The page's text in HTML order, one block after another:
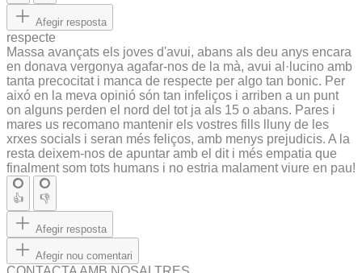
Afegir resposta
respecte
Massa avançats els joves d'avui, abans als deu anys encara
en donava vergonya agafar-nos de la mà, avui al·lucino amb
tanta precocitat i manca de respecte per algo tan bonic. Per
aixó en la meva opinió són tan infeliços i arriben a un punt
on alguns perden el nord del tot ja als 15 o abans. Pares i
mares us recomano mantenir els vostres fills lluny de les
xrxes socials i seran més feliços, amb menys prejudicis. A la
resta deixem-nos de apuntar amb el dit i més empatia que
finalment som tots humans i no estria malament viure en pau!
👍 👎
Afegir resposta
Afegir nou comentari